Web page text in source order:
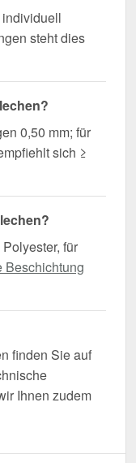
steht dies
0,50 mm; für
sich ≥
für
Beschichtung
finden Sie auf
Ihnen zudem